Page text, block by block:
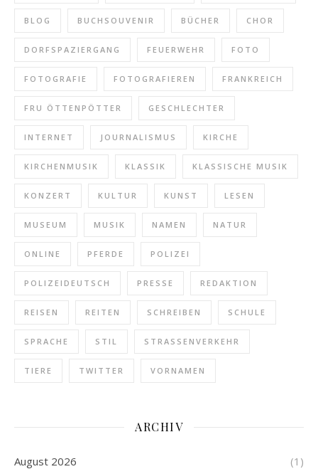
BLOG BUCHSOUVENIR BÜCHER CHOR
DORFSPAZIERGANG FEUERWEHR FOTO
FOTOGRAFIE FOTOGRAFIEREN FRANKREICH
FRU ÖTTENPÖTTER GESCHLECHTER
INTERNET JOURNALISMUS KIRCHE
KIRCHENMUSIK KLASSIK KLASSISCHE MUSIK
KONZERT KULTUR KUNST LESEN
MUSEUM MUSIK NAMEN NATUR
ONLINE PFERDE POLIZEI
POLIZEIDEUTSCH PRESSE REDAKTION
REISEN REITEN SCHREIBEN SCHULE
SPRACHE STIL STRASSENVERKEHR
TIERE TWITTER VORNAMEN
ARCHIV
August 2026 (1)